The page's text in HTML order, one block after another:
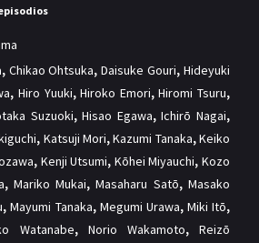
, Chikao Ohtsuka,Daisuke Gouri,Hideyuki
, Hiro Yuuki,Hiroko Emori,Hiromi Tsuru,
Suzuoki,Hisao Egawa,Ichirō Nagai,
, Katsuji Mori,Kazumi Tanaka,Keiko
, Kenji Utsumi, Kōhei Miyauchi,Kozo
, Mariko Mukai,Masaharu Satō,Masako
,Mayumi Tanaka, Megumi Urawa, Miki Itō,
Watanabe, Norio Wakamoto,Reizō